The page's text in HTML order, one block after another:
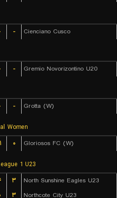
- Cienciano Cusco
- Gremio Novorizontino U20
- Grotta (W)
Women
۰ Gloriosos FC (W)
1 U23
۳
North Sunshine Eagles U23
۳ Northcote City U23